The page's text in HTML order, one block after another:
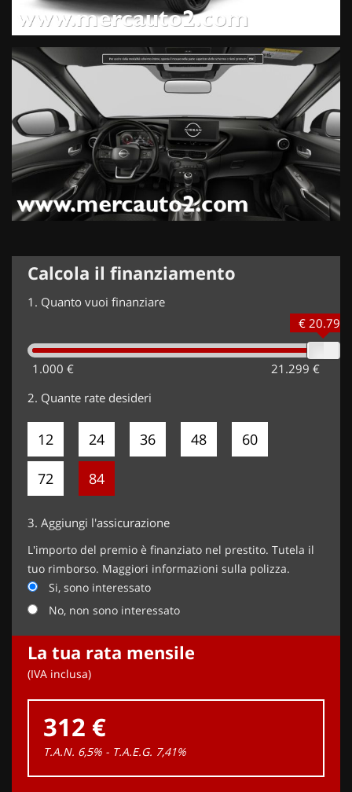
Calcola il finanziamento
1. Quanto vuoi finanziare
1.000 € 21.299 €
€ 20.799
2. Quante rate desideri
12 24 36 48 60
72 84
3. Aggiungi l'assicurazione
L'importo del premio è finanziato nel prestito. Tutela il
tuo rimborso. Maggiori informazioni sulla polizza.
Si, sono interessato
No, non sono interessato
La tua rata mensile
(IVA inclusa)
312 €
T.A.N. 6,5% - T.A.E.G. 7,41%